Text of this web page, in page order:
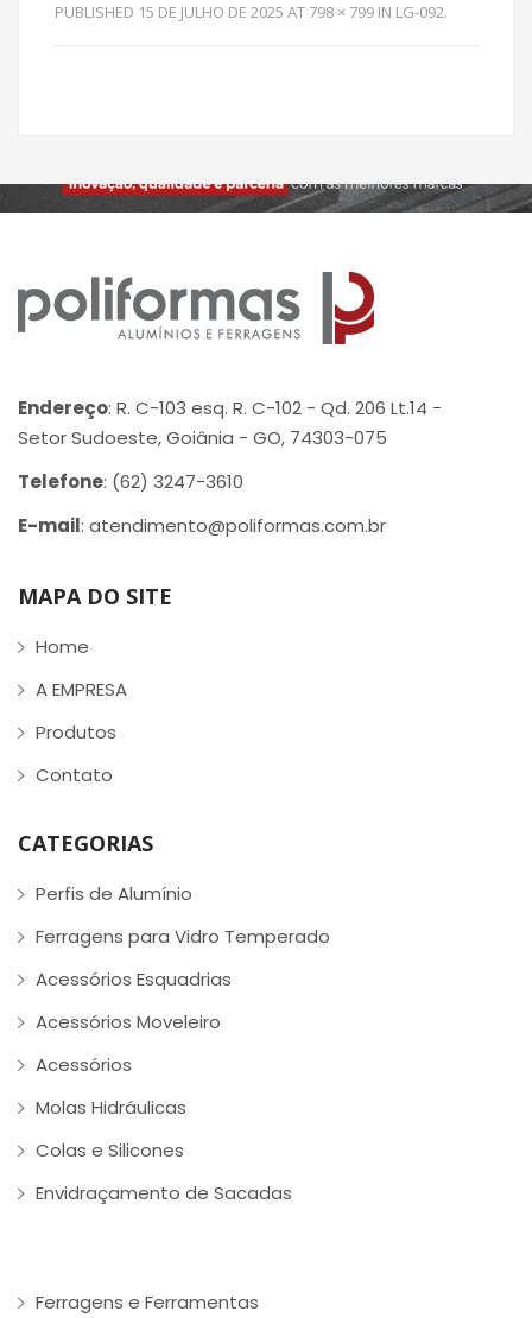
PUBLISHED 15 DE JULHO DE 2025 AT 798 × 799 IN LG-092.
Endereço: R. C-103 esq. R. C-102 - Qd. 206 Lt.14 -
Setor Sudoeste, Goiânia - GO, 74303-075
Telefone: (62) 3247-3610
E-mail: atendimento@poliformas.com.br
MAPA DO SITE
Home
A EMPRESA
Produtos
Contato
CATEGORIAS
Perfis de Alumínio
Ferragens para Vidro Temperado
Acessórios Esquadrias
Acessórios Moveleiro
Acessórios
Molas Hidráulicas
Colas e Silicones
Envidraçamento de Sacadas
Ferragens e Ferramentas